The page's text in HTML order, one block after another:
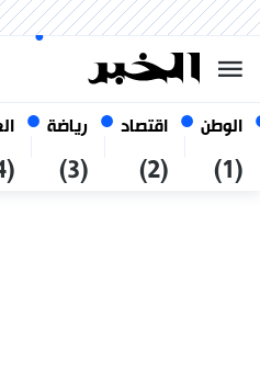
الوطن
(1)
اقتصاد
(2)
رياضة
(3)
(4)
أغسطس 2026